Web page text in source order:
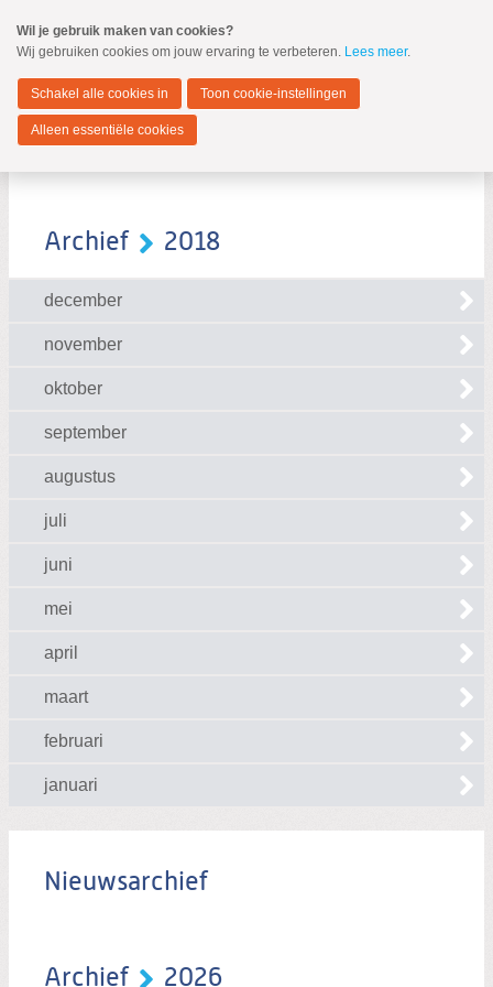
naar
Spring
de
inhoud
Spring
naar
Zwijndrecht
MENU
Zoeken:
Archief 2018
december
november
oktober
september
augustus
juli
juni
mei
april
maart
februari
januari
Nieuwsarchief
Archief 2026
Wil je gebruik maken van cookies?
Wij gebruiken cookies om jouw ervaring te verbeteren. Lees meer.
Schakel alle cookies in Toon cookie-instellingen
Alleen essentiële cookies